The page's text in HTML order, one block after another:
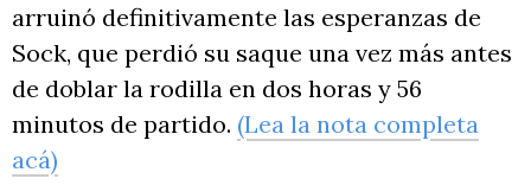
arruinó definitivamente las esperanzas de
Sock, que perdió su saque una vez más antes
de doblar la rodilla en dos horas y 56
minutos de partido. (Lea la nota completa
acá)